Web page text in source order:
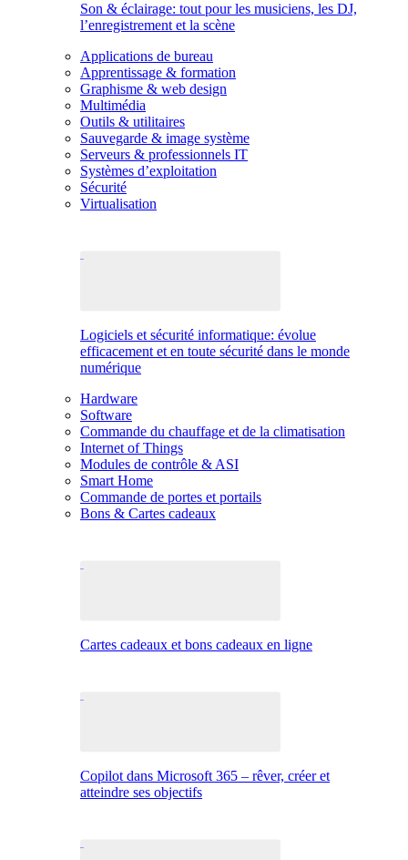
Son & éclairage: tout pour les musiciens, les DJ,
l’enregistrement et la scène
Applications de bureau
Apprentissage & formation
Graphisme & web design
Multimédia
Outils & utilitaires
Sauvegarde & image système
Serveurs & professionnels IT
Systèmes d’exploitation
Sécurité
Virtualisation
Logiciels et sécurité informatique: évolue
efficacement et en toute sécurité dans le monde
numérique
Hardware
Software
Commande du chauffage et de la climatisation
Internet of Things
Modules de contrôle & ASI
Smart Home
Commande de portes et portails
Bons & Cartes cadeaux
Cartes cadeaux et bons cadeaux en ligne
Copilot dans Microsoft 365 – rêver, créer et
atteindre ses objectifs